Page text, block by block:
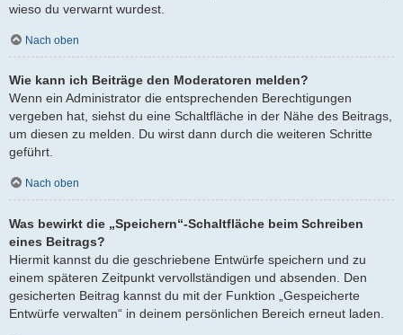
wieso du verwarnt wurdest.
Nach oben
Wie kann ich Beiträge den Moderatoren melden?
Wenn ein Administrator die entsprechenden Berechtigungen
vergeben hat, siehst du eine Schaltfläche in der Nähe des Beitrags,
um diesen zu melden. Du wirst dann durch die weiteren Schritte
geführt.
Nach oben
Was bewirkt die „Speichern“-Schaltfläche beim Schreiben
eines Beitrags?
Hiermit kannst du die geschriebene Entwürfe speichern und zu
einem späteren Zeitpunkt vervollständigen und absenden. Den
gesicherten Beitrag kannst du mit der Funktion „Gespeicherte
Entwürfe verwalten“ in deinem persönlichen Bereich erneut laden.